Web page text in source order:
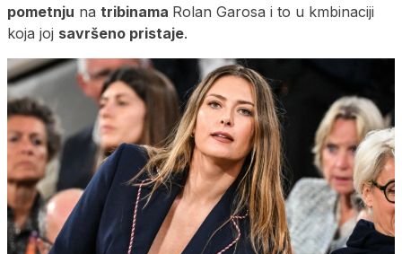
pometnju na tribinama Rolan Garosa i to u kmbinaciji
koja joj savršeno pristaje.